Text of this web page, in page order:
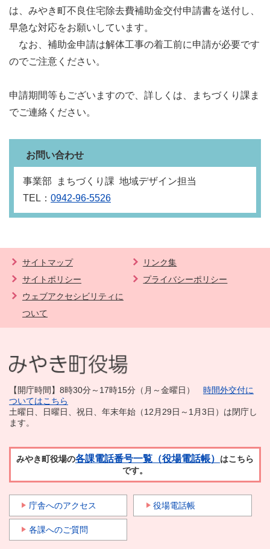
は、みやき町不良住宅除去費補助金交付申請書を送付し、
早急な対応をお願いしています。
なお、補助金申請は解体工事の着工前に申請が必要です
のでご注意ください。
申請期間等もございますので、詳しくは、まちづくり課ま
でご連絡ください。
お問い合わせ
事業部 まちづくり課 地域デザイン担当
TEL： 0942-96-5526
サイトマップ
リンク集
サイトポリシー
プライバシーポリシー
ウェブアクセシビリティに
ついて
【開庁時間】8時30分～17時15分（月～金曜日） 時間外交付に
ついてはこちら
土曜日、日曜日、祝日、年末年始（12月29日～1月3日）は閉庁し
ます。
みやき町役場の各課電話番号一覧（役場電話帳） はこちら
です。
庁舎へのアクセス 役場電話帳
各課へのご質問